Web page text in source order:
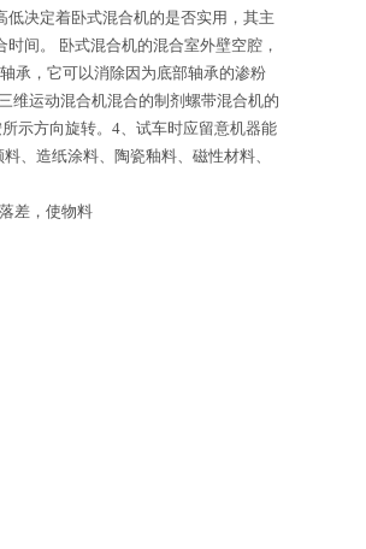
决定着卧式混合机的是否实用，其主
间。 卧式混合机的混合室外壁空腔，
承，它可以消除因为底部轴承的渗粉
维运动混合机混合的制剂螺带混合机的
示方向旋转。4、试车时应留意机器能
、造纸涂料、陶瓷釉料、磁性材料、
差，使物料